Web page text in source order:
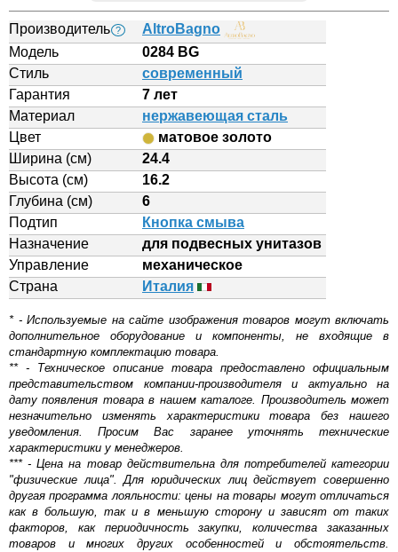
Производитель ?
AltroBagno
Модель
0284 BG
Стиль
современный
Гарантия
7 лет
Материал
нержавеющая сталь
Цвет
матовое золото
Ширина (см)
24.4
Высота (см)
16.2
Глубина (см)
6
Подтип
Кнопка смыва
Назначение
для подвесных унитазов
Управление
механическое
Страна
Италия
* - Используемые на сайте изображения товаров могут включать
дополнительное оборудование и компоненты, не входящие в
стандартную комплектацию товара.
** - Техническое описание товара предоставлено официальным
представительством компании-производителя и актуально на
дату появления товара в нашем каталоге. Производитель может
незначительно изменять характеристики товара без нашего
уведомления. Просим Вас заранее уточнять технические
характеристики у менеджеров.
*** - Цена на товар действительна для потребителей категории
"физические лица". Для юридических лиц действует совершенно
другая программа лояльности: цены на товары могут отличаться
как в большую, так и в меньшую сторону и зависят от таких
факторов, как периодичность закупки, количества заказанных
товаров и многих других особенностей и обстоятельств.